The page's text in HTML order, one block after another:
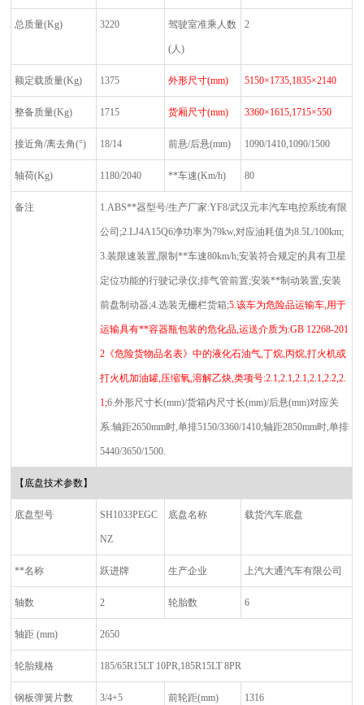
总质量(Kg) 3220 驾驶室准乘人数
(人)
2
额定载质量(Kg) 1375 外形尺寸(mm) 5150×1735,1835×2140
整备质量(Kg) 1715 货厢尺寸(mm) 3360×1615,1715×550
接近角/离去角(°) 18/14 前悬/后悬(mm) 1090/1410,1090/1500
轴荷(Kg) 1180/2040 **车速(Km/h) 80
备注 1.ABS**器型号/生产厂家:YF8/武汉元丰汽车电控系统有限
公司 ;2.LJ4A15Q6净功率为79kw,对应油耗值为8.5L/100km;
3.装限速装置, 限制**车速80km/h;安装符合规定的具有卫星
定位功能的行驶记录仪;排气管前置;安装**制动装置,安装
前盘制动器;4.选装无栅栏货箱;5.该车为危险品运输车,用于
运输具有**容器瓶包装的危化品,运送介质为:GB 12268-201
2 《危险货物品名表》中的液化石油气,丁烷,丙烷,打火机或
打火机加油罐,压缩氧,溶解乙炔,类项号:2.1,2.1,2.1,2.1,2.2,2.
1;6.外形尺寸长(mm)/货箱内尺寸长(mm)/后悬(mm)对应关
系:轴距2650mm时,单排5150/3360/1410;轴距2850mm时,单排
5440/3650/1500.
【底盘技术参数】
底盘型号 SH1033PEGC
NZ
底盘名称 载货汽车底盘
**名称 跃进牌 生产企业 上汽大通汽车有限公司
轴数 2 轮胎数 6
轴距 (mm) 2650
轮胎规格 185/65R15LT 10PR,185R15LT 8PR
钢板弹簧片数 3/4+5 前轮距(mm) 1316